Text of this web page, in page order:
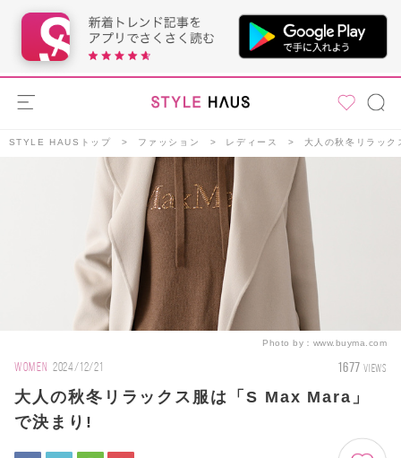
STYLE HAUSトップ ファッション レディース 大人の秋冬リラッ
Photo by： www.buyma.com
WOMEN 2024/12/21 1677 VIEWS
大人の秋冬リラックス服は「S Max Mara」
で決まり!